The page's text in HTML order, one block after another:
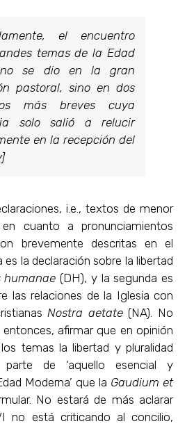
el encuentro
temas de la Edad
no se dio en la gran
pastoral, sino en dos
más breves cuya
solo salió a relucir
en la recepción del
i.e., textos de menor
cuanto a pronunciamientos
brevemente descritas en el
la declaración sobre la libertad
humanae (DH), y la segunda es
las relaciones de la Iglesia con
Nostra aetate(NA). No
afirmar que en opinión
temas la libertad y pluralidad
parte de ‘aquello esencial y
Moderna’ que la Gaudium et
No estará de más aclarar
no está criticando al concilio,